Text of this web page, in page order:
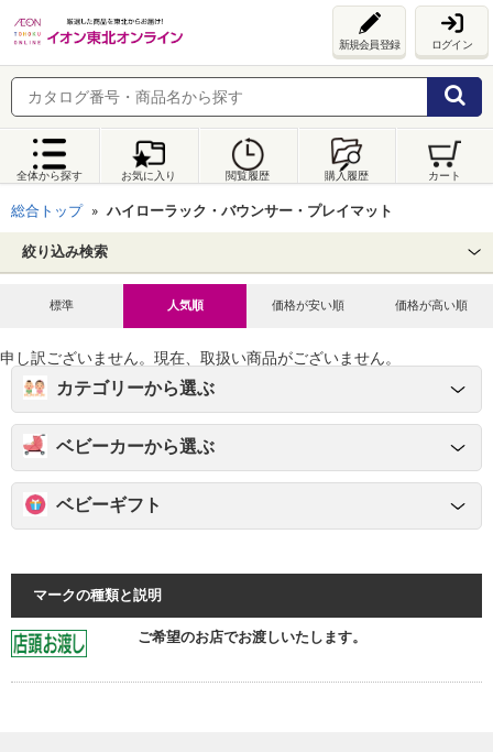
新規会員登録 ログイン
全体から探す お気に入り 閲覧履歴 購入履歴 カート
総合トップ ハイローラック・バウンサー・プレイマット
絞り込み検索
標準 人気順 価格が安い順 価格が高い順
申し訳ございません。現在、取扱い商品がございません。
カテゴリーから選ぶ
ベビーカーから選ぶ
ベビーギフト
マークの種類と説明
ご希望のお店でお渡しいたします。